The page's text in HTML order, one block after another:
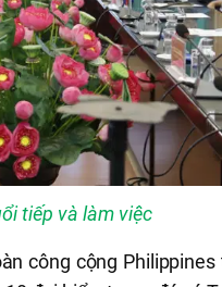
tiếp và làm việc
công cộng